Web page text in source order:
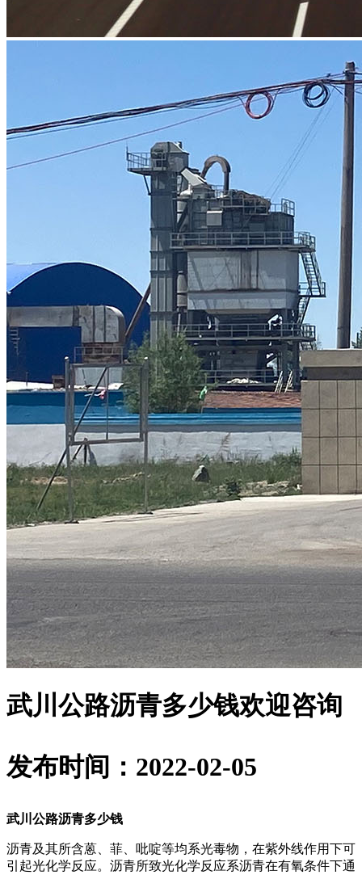
武川公路沥青多少钱欢迎咨询
发布时间：2022-02-05
武川公路沥青多少钱
沥青及其所含蒽、菲、吡啶等均系光毒物，在紫外线作用下可
引起光化学反应。沥青所致光化学反应系沥青在有氧条件下通